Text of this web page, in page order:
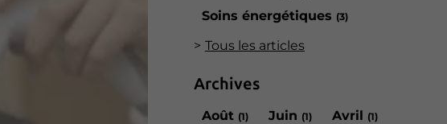
Soins énergétiques (3)
Tous les articles
Archives
Août (1) Juin (1) Avril (1)